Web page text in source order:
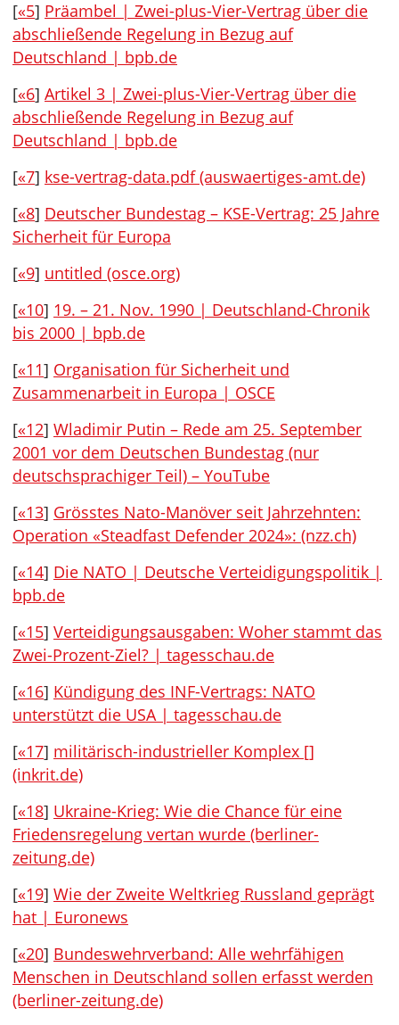
[«5] Präambel | Zwei-plus-Vier-Vertrag über die
abschließende Regelung in Bezug auf
Deutschland | bpb.de
[«6] Artikel 3 | Zwei-plus-Vier-Vertrag über die
abschließende Regelung in Bezug auf
Deutschland | bpb.de
[«7] kse-vertrag-data.pdf (auswaertiges-amt.de)
[«8] Deutscher Bundestag – KSE-Vertrag: 25 Jahre
Sicherheit für Europa
[«9] untitled (osce.org)
[«10] 19. – 21. Nov. 1990 | Deutschland-Chronik
bis 2000 | bpb.de
[«11] Organisation für Sicherheit und
Zusammenarbeit in Europa | OSCE
[«12] Wladimir Putin – Rede am 25. September
2001 vor dem Deutschen Bundestag (nur
deutschsprachiger Teil) – YouTube
[«13] Grösstes Nato-Manöver seit Jahrzehnten:
Operation «Steadfast Defender 2024»: (nzz.ch)
[«14] Die NATO | Deutsche Verteidigungspolitik |
bpb.de
[«15] Verteidigungsausgaben: Woher stammt das
Zwei-Prozent-Ziel? | tagesschau.de
[«16] Kündigung des INF-Vertrags: NATO
unterstützt die USA | tagesschau.de
[«17] militärisch-industrieller Komplex []
(inkrit.de)
[«18] Ukraine-Krieg: Wie die Chance für eine
Friedensregelung vertan wurde (berliner-
zeitung.de)
[«19] Wie der Zweite Weltkrieg Russland geprägt
hat | Euronews
[«20] Bundeswehrverband: Alle wehrfähigen
Menschen in Deutschland sollen erfasst werden
(berliner-zeitung.de)